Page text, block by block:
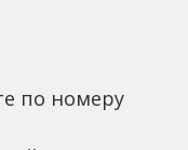
по номеру